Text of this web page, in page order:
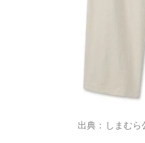
出典：しまむら